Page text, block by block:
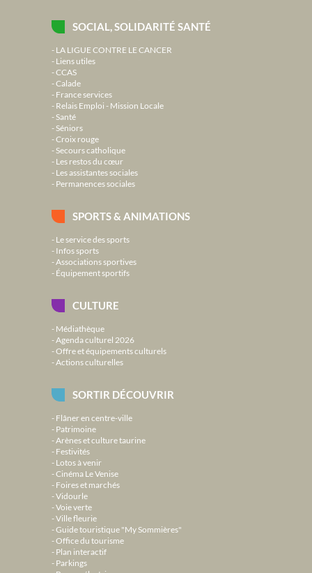
SOCIAL, SOLIDARITÉ SANTÉ
LA LIGUE CONTRE LE CANCER
Liens utiles
CCAS
Calade
France services
Relais Emploi - Mission Locale
Santé
Séniors
Croix rouge
Secours catholique
Les restos du cœur
Les assistantes sociales
Permanences sociales
SPORTS & ANIMATIONS
Le service des sports
Infos sports
Associations sportives
Équipement sportifs
CULTURE
Médiathèque
Agenda culturel 2026
Offre et équipements culturels
Actions culturelles
SORTIR DÉCOUVRIR
Flâner en centre-ville
Patrimoine
Arènes et culture taurine
Festivités
Lotos à venir
Cinéma Le Venise
Foires et marchés
Vidourle
Voie verte
Ville fleurie
Guide touristique "My Sommières"
Office du tourisme
Plan interactif
Parkings